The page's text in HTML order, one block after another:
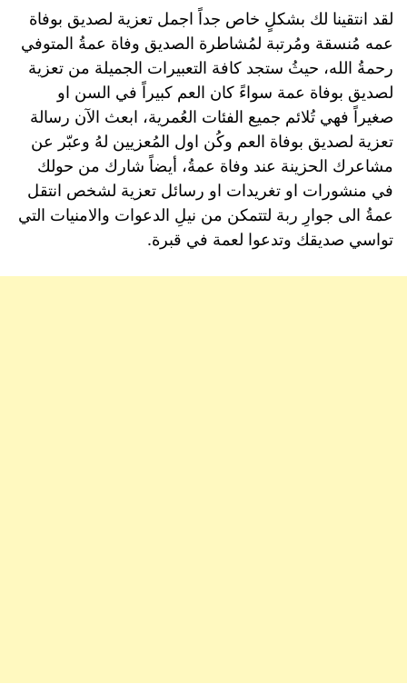
لقد انتقينا لك بشكلٍ خاص جداً اجمل تعزية لصديق بوفاة
عمه مُنسقة ومُرتبة لمُشاطرة الصديق وفاة عمةُ المتوفي
رحمةُ الله، حيثُ ستجد كافة التعبيرات الجميلة من تعزية
لصديق بوفاة عمة سواءً كان العم كبيراً في السن او
صغيراً فهي تُلائم جميع الفئات العُمرية، ابعث الآن رسالة
تعزية لصديق بوفاة العم وكُن اول المُعزيين لهُ وعبّر عن
مشاعرك الحزينة عند وفاة عمةُ، أيضاً شارك من حولك
في منشورات او تغريدات او رسائل تعزية لشخص انتقل
عمةُ الى جوارِ ربة لتتمكن من نيلِ الدعوات والامنيات التي
تواسي صديقك وتدعوا لعمة في قبرة.